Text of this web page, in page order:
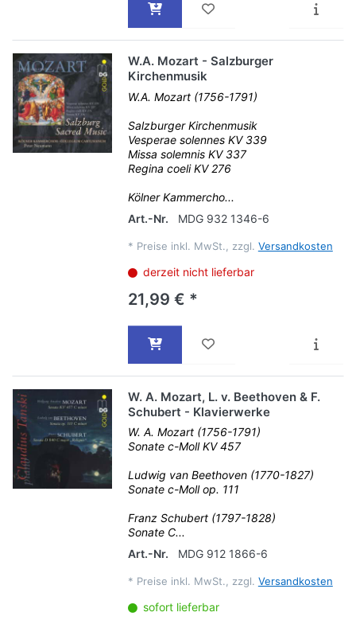
W.A. Mozart - Salzburger
Kirchenmusik
W.A. Mozart (1756-1791)
Salzburger Kirchenmusik
Vesperae solennes KV 339
Missa solemnis KV 337
Regina coeli KV 276
Kölner Kammercho...
Art.-Nr.
MDG 932 1346-6
* Preise inkl. MwSt., zzgl. Versandkosten
derzeit nicht lieferbar
21,99 € *
W. A. Mozart, L. v. Beethoven & F.
Schubert - Klavierwerke
W. A. Mozart (1756-1791)
Sonate c-Moll KV 457
Ludwig van Beethoven (1770-1827)
Sonate c-Moll op. 111
Franz Schubert (1797-1828)
Sonate C...
Art.-Nr.
MDG 912 1866-6
* Preise inkl. MwSt., zzgl. Versandkosten
sofort lieferbar